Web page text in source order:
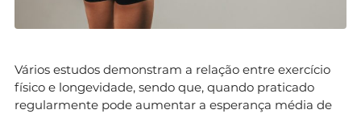
Vários estudos demonstram a relação entre exercício
físico e longevidade, sendo que, quando praticado
regularmente pode aumentar a esperança média de